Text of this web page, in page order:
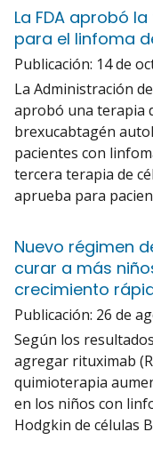
La FDA aprobó
para el linfoma
Publicación: 14 de
La Administración
aprobó una terapia
brexucabtagén
pacientes con
tercera terapia de
aprueba para
Nuevo régimen
curar a más
crecimiento
Publicación: 26 de
Según los
agregar rituximab
quimioterapia
en los niños con
Hodgkin de células